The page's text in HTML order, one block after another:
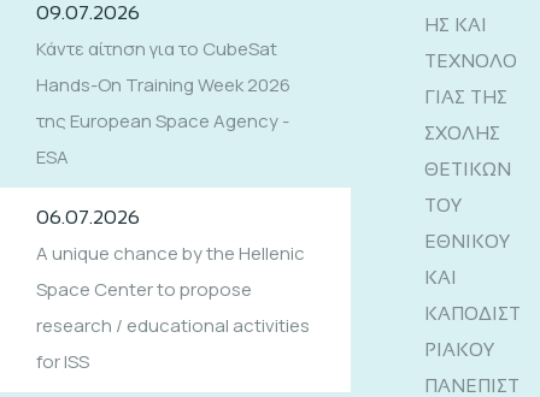
09.07.2026
Κάντε αίτηση για το CubeSat
Hands-On Training Week 2026
της European Space Agency -
ESA
06.07.2026
A unique chance by the Hellenic
Space Center to propose
research / educational activities
for ISS
ΗΣ ΚΑΙ
ΤΕΧΝΟΛΟ
ΓΙΑΣ ΤΗΣ
ΣΧΟΛΗΣ
ΘΕΤΙΚΩΝ
ΤΟΥ
ΕΘΝΙΚΟΥ
ΚΑΙ
ΚΑΠΟΔΙΣΤ
ΡΙΑΚΟΥ
ΠΑΝΕΠΙΣΤ